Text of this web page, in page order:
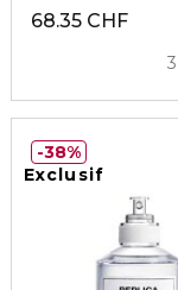
68.35 CHF
Exclusif
38%